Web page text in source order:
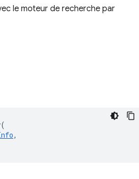
le moteur de recherche par
(
,